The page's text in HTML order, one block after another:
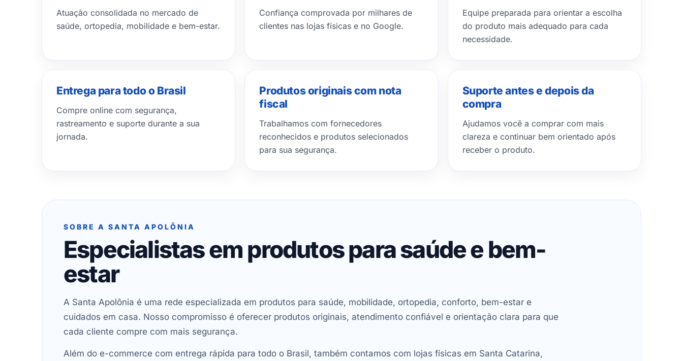
Atuação consolidada no mercado de
saúde, ortopedia, mobilidade e bem-estar.
Confiança comprovada por milhares de
clientes nas lojas físicas e no Google.
Equipe preparada para orientar a escolha
do produto mais adequado para cada
necessidade.
Entrega para todo o Brasil
Compre online com segurança,
rastreamento e suporte durante a sua
jornada.
Produtos originais com nota
fiscal
Trabalhamos com fornecedores
reconhecidos e produtos selecionados
para sua segurança.
Suporte antes e depois da
compra
Ajudamos você a comprar com mais
clareza e continuar bem orientado após
receber o produto.
SOBRE A SANTA APOLÔNIA
Especialistas em produtos para saúde e bem-
estar
A Santa Apolônia é uma rede especializada em produtos para saúde, mobilidade, ortopedia, conforto, bem-estar e
cuidados em casa. Nosso compromisso é oferecer produtos originais, atendimento confiável e orientação clara para que
cada cliente compre com mais segurança.
Além do e-commerce com entrega rápida para todo o Brasil, também contamos com lojas físicas em Santa Catarina,